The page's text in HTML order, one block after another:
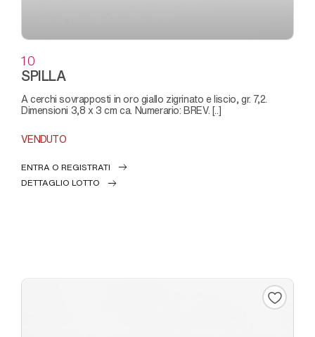
10
SPILLA
a cerchi sovrapposti in oro giallo zigrinato e liscio, gr. 7,2.
Dimensioni 3,8 x 3 cm ca. Numerario: BREV. [..]
VENDUTO
ENTRA O REGISTRATI
DETTAGLIO LOTTO